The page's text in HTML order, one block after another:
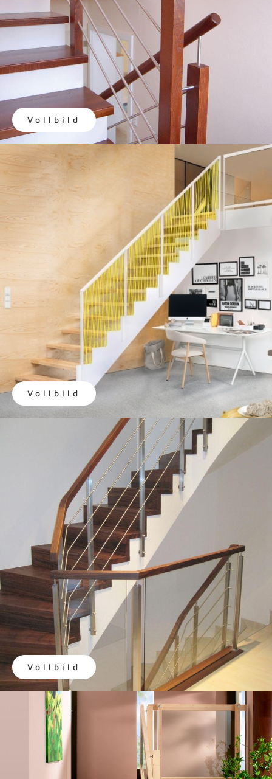
Vollbild
Vollbild
Vollbild